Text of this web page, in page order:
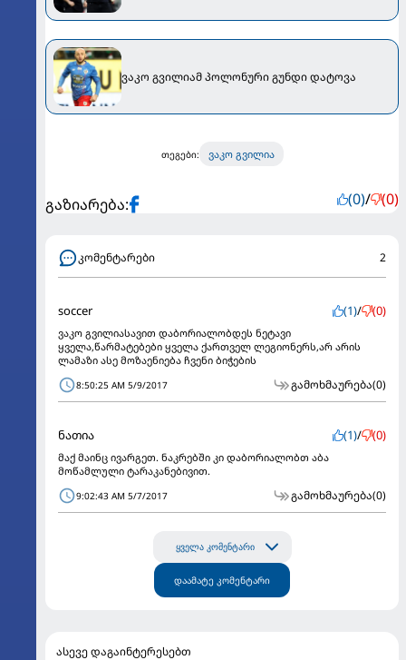
ვაკო გვილიამ პოლონური გუნდი დატოვა
თეგები: ვაკო გვილია
გაზიარება: (0)/ (0)
კომენტარები 2
soccer (1)/ (0)
ვაკო გვილიასავით დაბორიალობდეს ნეტავი
ყველა,წარმატებები ყველა ქართველ ლეგიონერს,არ არის
ლამაზი ასე მოზაენიება ჩვენი ბიჭების
8:50:25 AM 5/9/2017 გამოხმაურება(0)
ნათია (1)/ (0)
მაქ მაინც ივარგეთ. ნაკრებში კი დაბორიალობთ აბა
მოწამლული ტარაკანებივით.
9:02:43 AM 5/7/2017 გამოხმაურება(0)
ყველა კომენტარი
დაამატე კომენტარი
ასევე დაგაინტერესებთ